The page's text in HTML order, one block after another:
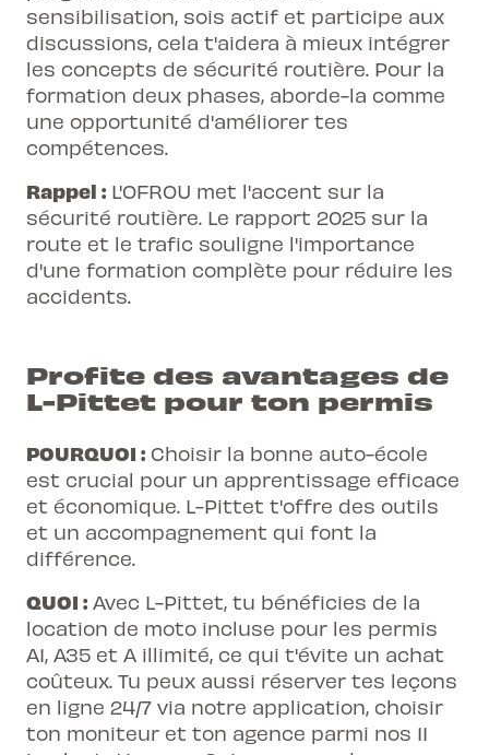
sensibilisation, sois actif et participe aux
discussions, cela t'aidera à mieux intégrer
les concepts de sécurité routière. Pour la
formation deux phases, aborde-la comme
une opportunité d'améliorer tes
compétences.
Rappel : L'OFROU met l'accent sur la
sécurité routière. Le rapport 2025 sur la
route et le trafic souligne l'importance
d'une formation complète pour réduire les
accidents.
Profite des avantages de
L-Pittet pour ton permis
POURQUOI : Choisir la bonne auto-école
est crucial pour un apprentissage efficace
et économique. L-Pittet t'offre des outils
et un accompagnement qui font la
différence.
QUOI : Avec L-Pittet, tu bénéficies de la
location de moto incluse pour les permis
A1, A35 et A illimité, ce qui t'évite un achat
coûteux. Tu peux aussi réserver tes leçons
en ligne 24/7 via notre application, choisir
ton moniteur et ton agence parmi nos 11